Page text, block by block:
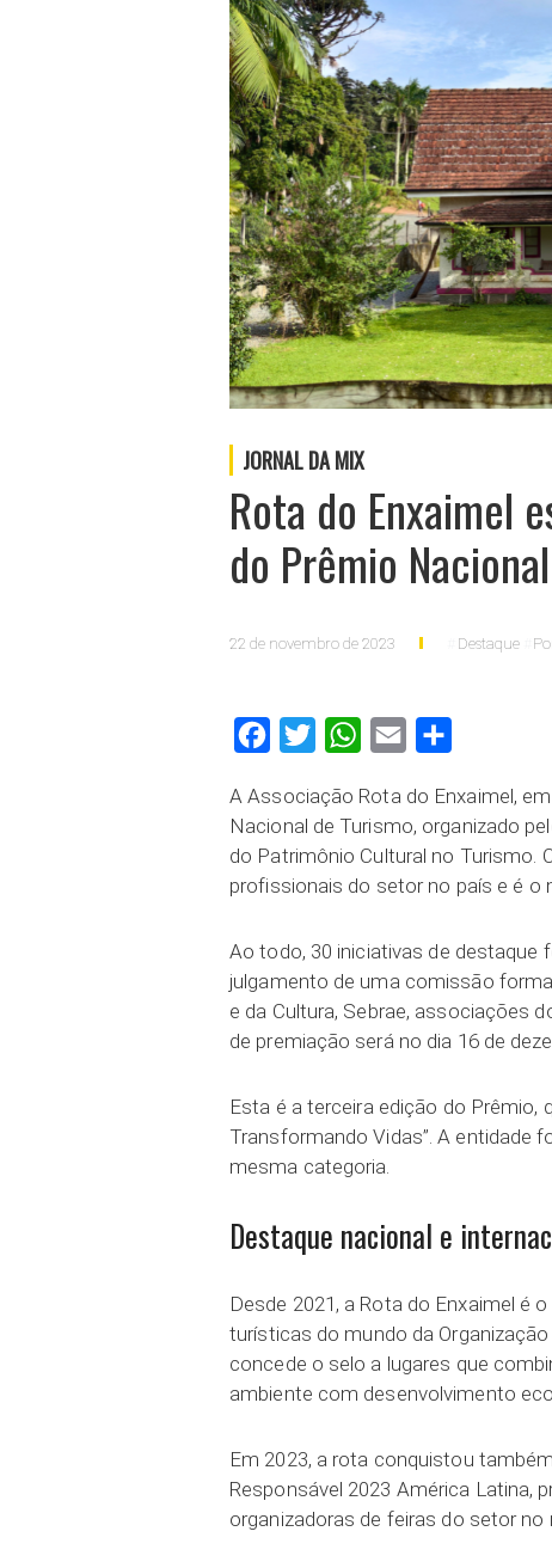
JORNAL DA MIX
Rota do Enxaimel
do Prêmio
22 de novembro de 2023 Destaque
FacebookTwitter WhatsAppEmail
A Associação Rota do Enxaimel,
Nacional de Turismo, organizado
do Patrimônio Cultural no Turismo.
profissionais do setor no país e é o
Ao todo, 30 iniciativas de destaque
julgamento de uma comissão
e da Cultura, Sebrae, associações
de premiação será no dia 16 de
Esta é a terceira edição do Prêmio,
Transformando Vidas”. A entidade
mesma categoria.
Destaque nacional e
Desde 2021, a Rota do Enxaimel é
turísticas do mundo da
concede o selo a lugares que
ambiente com desenvolvimento
Em 2023, a rota conquistou
Responsável 2023 América Latina,
organizadoras de feiras do setor no